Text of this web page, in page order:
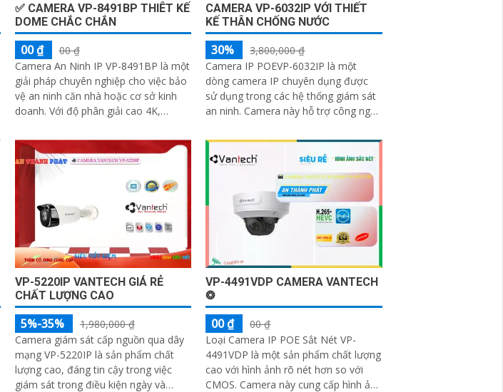
✅ CAMERA VP-8491BP THIÊT KẾ
DOME CHẮC CHẮN
00 ₫
00 ₫
Camera An Ninh IP VP-8491BP là một
giải pháp chuyên nghiệp cho việc bảo
vệ an ninh căn nhà hoặc cơ sở kinh
doanh. Với độ phân giải cao 4K,
xem hình ảnh sắc nét và chi tiết từ xa
CAMERA VP-6032IP VỚI THIẾT
KẾ THÂN CHỐNG NƯỚC
30%
3,800,000 ₫
Camera IP POEVP-6032IP là một
dòng camera IP chuyên dụng được
sử dụng trong các hệ thống giám sát
an ninh. Camera này hỗ trợ công nghệ
truyền...
VP-5220IP VANTECH GIÁ RẺ
CHẤT LƯỢNG CAO
5%-35%
1,980,000 ₫
Camera giám sát cấp nguồn qua dây
mạng VP-5220IP là sản phẩm chất
lượng cao, đáng tin cậy trong việc
giám sát trong điều kiện ngày và
VP-4491VDP CAMERA VANTECH
❂
00 ₫
00 ₫
Loại Camera IP POE Sắt Nét VP-
4491VDP là một sản phẩm chất lượng
cao với hình ảnh rõ nét hơn so với
CMOS. Camera này cung cấp hình ảnh